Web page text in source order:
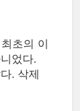
초의 이
었다.
. 삭제